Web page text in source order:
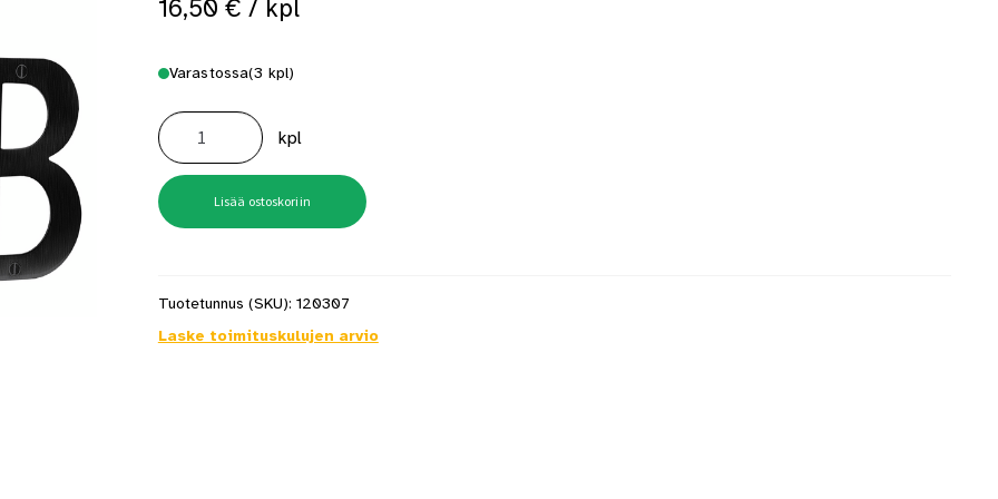
saat saunan puupinnat taas siisteiksiUsein kysytyt kysymykset (FAQ)
16,50 € / kpl
Varastossa(3 kpl)
Numero
7
BB
Musta
Rst
määrä
kpl
Lisää ostoskoriin
Tuotetunnus (SKU): 120307
Laske toimituskulujen arvio